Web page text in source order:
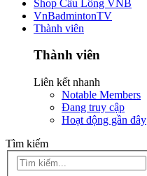
Shop Cầu Lông VNB
VnBadmintonTV
Thành viên
Thành viên
Liên kết nhanh
Notable Members
Đang truy cập
Hoạt động gần đây
Tìm kiếm